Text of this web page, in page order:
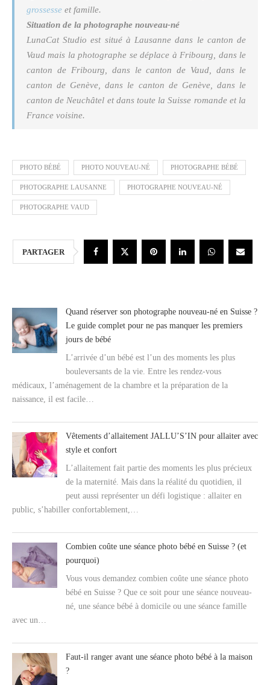
grossesse et famille.
Situation de la photographe nouveau-né
LunaCat Studio est situé à Lausanne dans le canton de
Vaud mais la photographe se déplace à Fribourg, dans le
canton de Fribourg, dans le canton de Vaud, dans le
canton de Genève, dans le canton de Genève, dans le
canton de Neuchâtel et dans toute la Suisse romande et la
France voisine.
PHOTO BÉBÉ PHOTO NOUVEAU-NÉ PHOTOGRAPHE BÉBÉ
PHOTOGRAPHE LAUSANNE PHOTOGRAPHE NOUVEAU-NÉ
PHOTOGRAPHE VAUD
PARTAGER
Quand réserver son photographe nouveau-né en Suisse ?
Le guide complet pour ne pas manquer les premiers
jours de bébé
L’arrivée d’un bébé est l’un des moments les plus
bouleversants de la vie. Entre les rendez-vous
médicaux, l’aménagement de la chambre et la préparation de la
naissance, il est facile…
Vêtements d’allaitement JALLU’S’IN pour allaiter avec
style et confort
L’allaitement fait partie des moments les plus précieux
de la maternité. Mais dans la réalité du quotidien, il
peut aussi représenter un défi logistique : allaiter en
public, s’habiller confortablement,…
Combien coûte une séance photo bébé en Suisse ? (et
pourquoi)
Vous vous demandez combien coûte une séance photo
bébé en Suisse ? Que ce soit pour une séance nouveau-
né, une séance bébé à domicile ou une séance famille
avec un…
Faut-il ranger avant une séance photo bébé à la maison
?